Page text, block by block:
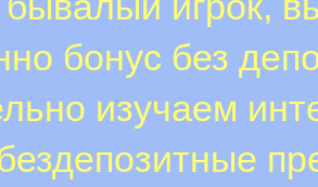
бонус без
изучаем